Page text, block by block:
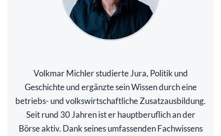
Volkmar Michler studierte Jura, Politik und
Geschichte und ergänzte sein Wissen durch eine
betriebs- und volkswirtschaftliche Zusatzausbildung.
Seit rund 30 Jahren ist er hauptberuflich an der
Börse aktiv. Dank seines umfassenden Fachwissens